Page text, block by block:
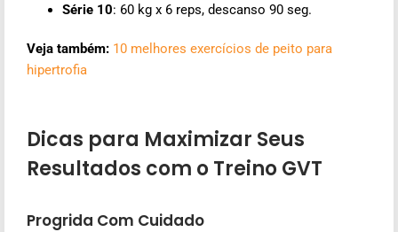
Série 10: 60 kg x 6 reps, descanso 90 seg.
Veja também: 10 melhores exercícios de peito para
hipertrofia
Dicas para Maximizar Seus
Resultados com o Treino GVT
Progrida Com Cuidado